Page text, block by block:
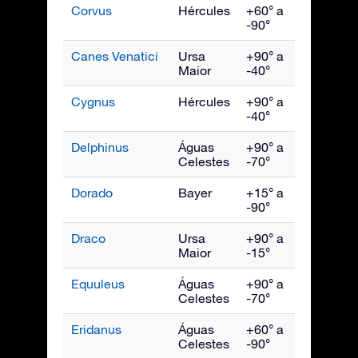
Corvus Hércules
+60° a
-90°
Canes Venatici
Ursa
Maior
+90° a
-40°
Cygnus Hércules
+90° a
-40°
Delphinus
Águas
Celestes
+90° a
-70°
Dorado Bayer
+15° a
-90°
Draco
Ursa
Maior
+90° a
-15°
Equuleus
Águas
Celestes
+90° a
-70°
Eridanus
Águas
Celestes
+60° a
-90°